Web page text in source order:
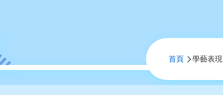
航
連
首頁 學藝表現